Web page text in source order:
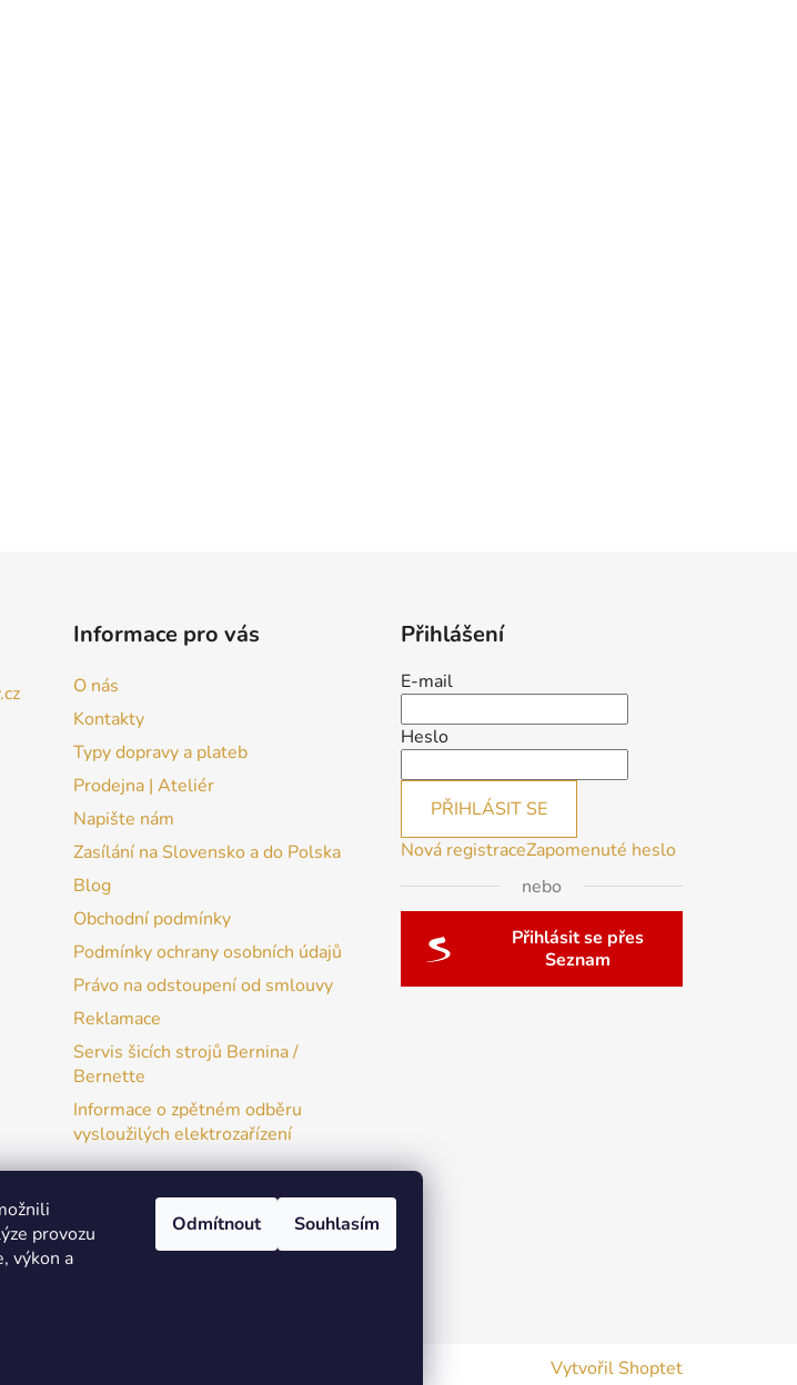
provozu
výkon a
Odmítnout Souhlasím
Informace pro vás
O nás
Kontakty
Typy dopravy a plateb
Prodejna | Ateliér
Napište nám
Zasílání na Slovensko a do Polska
Blog
Obchodní podmínky
Podmínky ochrany osobních údajů
Právo na odstoupení od smlouvy
Reklamace
Servis šicích strojů Bernina /
Bernette
Informace o zpětném odběru
vysloužilých elektrozařízení
Přihlášení
E-mail
Heslo
PŘIHLÁSIT SE
Nová registraceZapomenuté heslo
nebo
Přihlásit se přes
Seznam
aja.cz
Vytvořil Shoptet